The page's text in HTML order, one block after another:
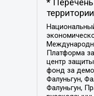
*
Платформа
центр
фонд за
Фалуньгун,
Фалуньгун,